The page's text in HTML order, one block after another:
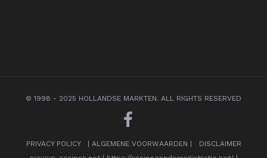
© 1998 - 2025 HOLLANDSE MARKTEN. ALL RIGHTS RESERVED
PRIVACY POLICY ALGEMENE VOORWAARDEN
DISCLAIMER